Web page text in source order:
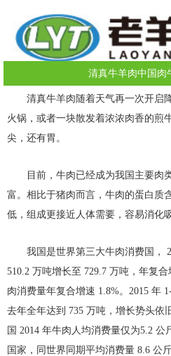
清真牛羊肉中国肉
清真牛羊肉随着天气再一次开启
火锅，或者一块散发着浓浓肉香的煎
尖，还有胃。
目前，牛肉已经成为我国主要肉
富。相比于猪肉而言，牛肉的蛋白质
低，组成更接近人体需要，容易消化
我国是世界第三大牛肉消费国，
510.2 万吨增长至 729.7 万吨，年复
肉消费量年复合增速 1.8%。2015 年
去年全年达到 735 万吨，增长势头依
国 2014 年牛肉人均消费量仅为5.2
国家，同世界同期平均消费量 8.6 公